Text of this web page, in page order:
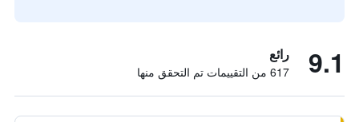
9.1 رائع
617 من التقييمات تم التحقق منها